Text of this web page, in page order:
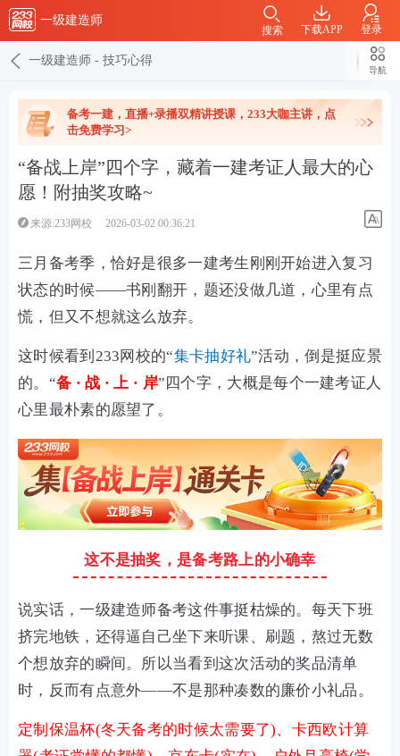
一级建造师
下载APP 登录
搜索
一级建造师 - 技巧心得
导航
备考一建，直播+录播双精讲授课，233大咖主讲，点
击免费学习>
“备战上岸”四个字，藏着一建考证人最大的心
愿！附抽奖攻略~
来源:233网校 2026-03-02 00:36:21
三月备考季，恰好是很多一建考生刚刚开始进入复习
状态的时候——书刚翻开，题还没做几道，心里有点
慌，但又不想就这么放弃。
这时候看到233网校的“集卡抽好礼”活动，倒是挺应景
的。“备 · 战 · 上 · 岸”四个字，大概是每个一建考证人
心里最朴素的愿望了。
这不是抽奖，是备考路上的小确幸
说实话，一级建造师备考这件事挺枯燥的。每天下班
挤完地铁，还得逼自己坐下来听课、刷题，熬过无数
个想放弃的瞬间。所以当看到这次活动的奖品清单
时，反而有点意外——不是那种凑数的廉价小礼品。
定制保温杯(冬天备考的时候太需要了)、卡西欧计算